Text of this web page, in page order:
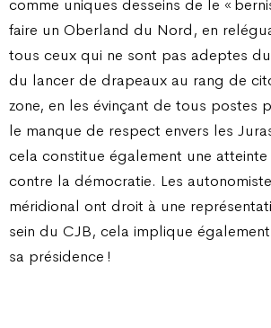
comme uniques desseins de le «
faire un Oberland du Nord, en
tous ceux qui ne sont pas adeptes
du lancer de drapeaux au rang de
zone, en les évinçant de tous postes
le manque de respect envers les
cela constitue également une
contre la démocratie. Les
méridional ont droit à une
sein du CJB, cela implique
sa présidence !